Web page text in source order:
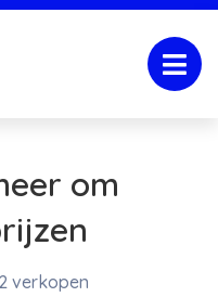
om
verkopen